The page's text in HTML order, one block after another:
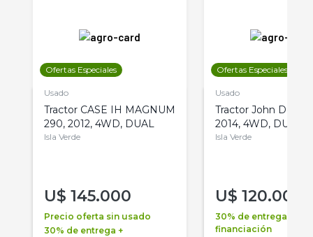
Ofertas Especiales
Usado
Tractor CASE IH MAGNUM
290, 2012, 4WD, DUAL
Isla Verde
U$ 145.000
Precio oferta sin usado
30% de entrega +
Ofertas Especiales
Usado
Tractor John Deere
2014, 4WD, DUAL
Isla Verde
U$ 120.000
30% de entrega +
financiación